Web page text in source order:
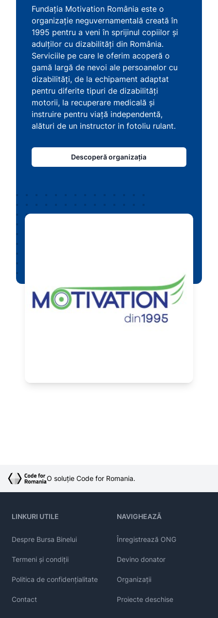
Fundația Motivation România este o
organizație neguvernamentală creată în
1995 pentru a veni în sprijinul copiilor și
adulților cu dizabilități din România.
Serviciile pe care le oferim acoperă o
gamă largă de nevoi ale persoanelor cu
dizabilități, de la echipament adaptat
pentru diferite tipuri de dizabilități
motorii, la recuperare medicală și
instruire pentru viață independentă,
alături de un instructor in fotoliu rulant.
Descoperă organizația
O soluție Code for Romania.
LINKURI UTILE
Despre Bursa Binelui
Termeni și condiții
Politica de confidențialitate
Contact
NAVIGHEAZĂ
Înregistrează ONG
Devino donator
Organizații
Proiecte deschise